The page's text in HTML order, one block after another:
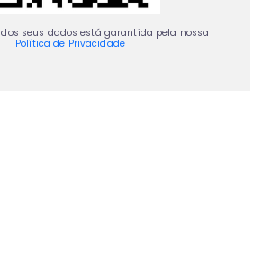
seus dados está garantida pela nossa
Política de Privacidade